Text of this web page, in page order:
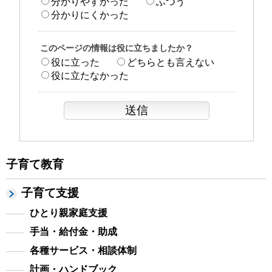
子育て教育
子育て支援
ひとり親家庭支援
手当・給付金・助成
各種サービス・相談体制
計画・ハンドブック
分かりにくかった
このページの情報は役に立ちましたか？
役に立った
どちらとも言えない
役に立たなかった